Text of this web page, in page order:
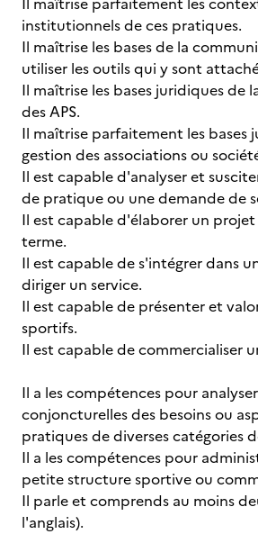
institutionnels de ces pratiques.
Il maîtrise les bases de la
utiliser les outils qui y sont
Il maîtrise les bases juridiques de
des APS.
Il maîtrise parfaitement les bases
gestion des associations ou
Il est capable d'analyser et
de pratique ou une demande de
Il est capable d'élaborer un projet
terme.
Il est capable de s'intégrer dans
diriger un service.
Il est capable de présenter et
sportifs.
Il est capable de commercialiser
Il a les compétences pour
conjoncturelles des besoins ou
pratiques de diverses catégories
Il a les compétences pour
petite structure sportive ou
Il parle et comprends au moins
l'anglais).